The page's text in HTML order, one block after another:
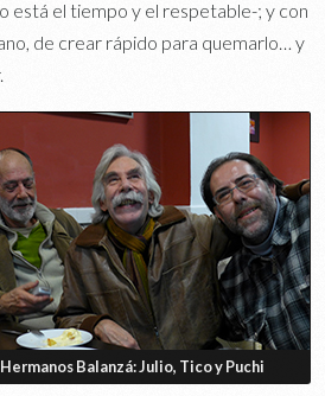
está el tiempo y el respetable-; y con
de crear rápido para quemarlo… y
Hermanos Balanzá: Julio, Tico y Puchi